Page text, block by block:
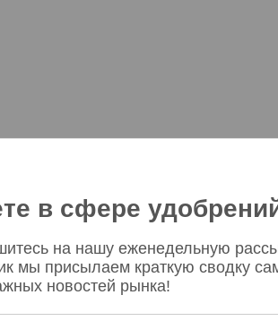
в сфере
на нашу еженедельную
мы присылаем краткую сводку
новостей рынка!